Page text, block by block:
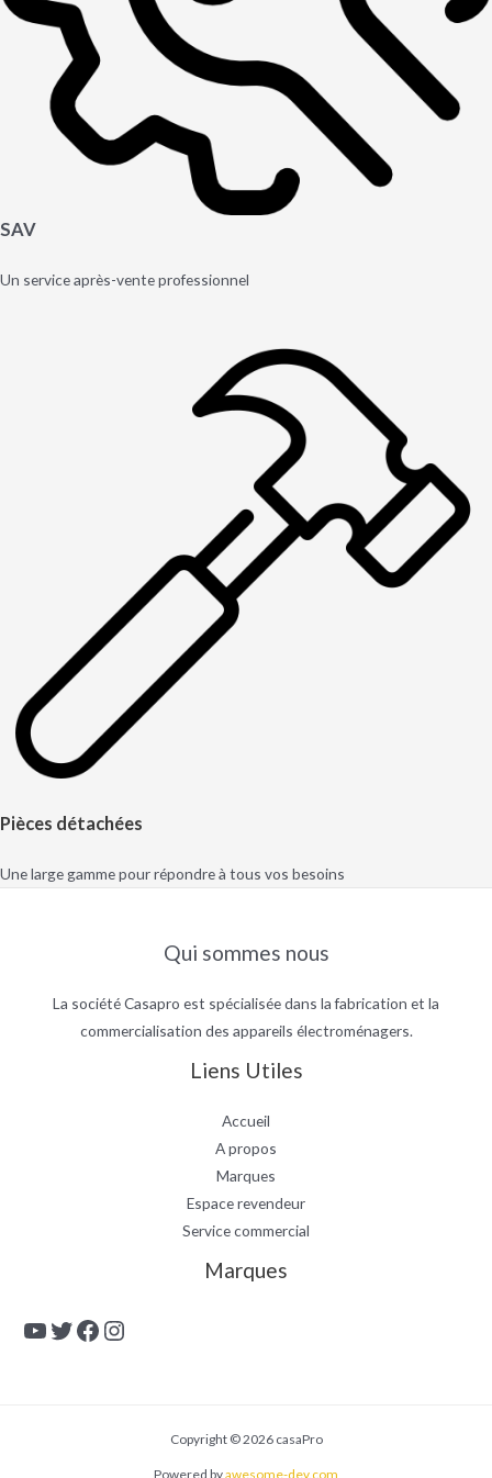
SAV
Un service après-vente professionnel
Pièces détachées
Une large gamme pour répondre à tous vos besoins
Qui sommes nous
La société Casapro est spécialisée dans la fabrication et la
commercialisation des appareils électroménagers.
Liens Utiles
Accueil
A propos
Marques
Espace revendeur
Service commercial
Marques
YouTube
Twitter
Facebook
Instagram
Copyright © 2026 casaPro
Powered byawesome-dev.com